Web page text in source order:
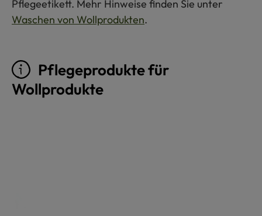
Pflegeetikett. Mehr Hinweise finden Sie unter
Waschen von Wollprodukten.
Pflegeprodukte für
Wollprodukte